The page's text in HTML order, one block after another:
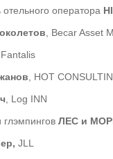
отельного оператора
, Becar Asset
, Fantalis
, HOT
, Log INN
глэмпингов ЛЕС и
JLL